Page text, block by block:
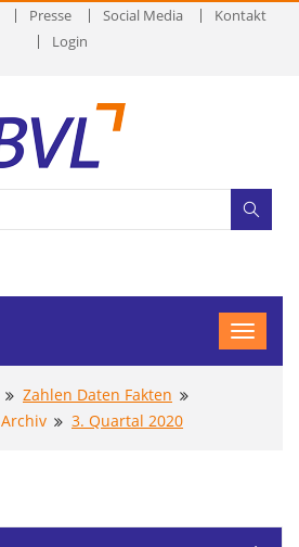
Presse Social Media
Kontakt
Login
Zahlen Daten Fakten
Archiv 3. Quartal 2020